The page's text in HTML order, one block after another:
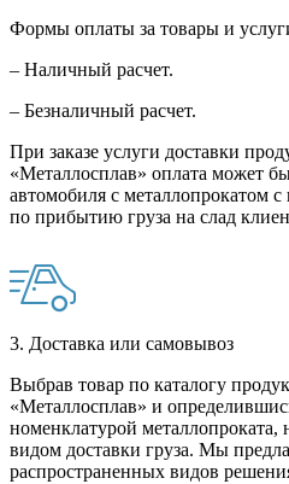
Формы оплаты за товары и
– Наличный расчет.
– Безналичный расчет.
При заказе услуги доставки
«Металлосплав» оплата может
автомобиля с металлопрокатом
по прибытию груза на слад
3. Доставка или самовывоз
Выбрав товар по каталогу
«Металлосплав» и
номенклатурой металлопроката,
видом доставки груза. Мы
распространенных видов